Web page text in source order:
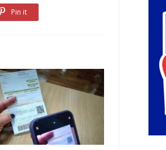
Pin it